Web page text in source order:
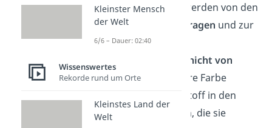
🌊 Seepferdchen werden von den
Männchen ausgetragen und zur
Welt gebracht.
nicht von
Natur aus rosa
. Ihre Farbe
kommt vom Farbstoff in den
Krebsen und Algen, die sie
Kleinster Mensch
der Welt
6/6 – Dauer: 02:40
Wissenswertes
Rekorde rund um Orte
Kleinstes Land der
Welt